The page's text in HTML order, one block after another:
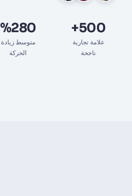
500+
علامة تجارية
ناجحة
%280
متوسط زيادة
الحركة